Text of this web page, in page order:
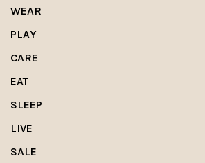
WEAR
PLAY
CARE
EAT
SLEEP
LIVE
SALE